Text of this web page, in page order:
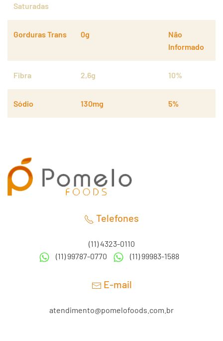
Saturadas
Gorduras Trans 0g
Não
Informado
Fibra 2,6g 10%
Sódio 130mg 5%
Telefones
(11) 4323-0110
(11) 99787-0770
(11) 99983-1588
E-mail
atendimento@pomelofoods.com.br